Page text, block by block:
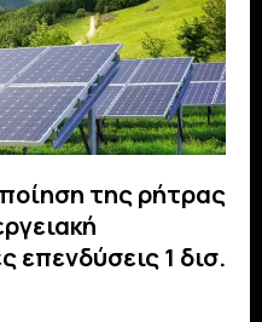
της ρήτρας
επενδύσεις 1 δισ.